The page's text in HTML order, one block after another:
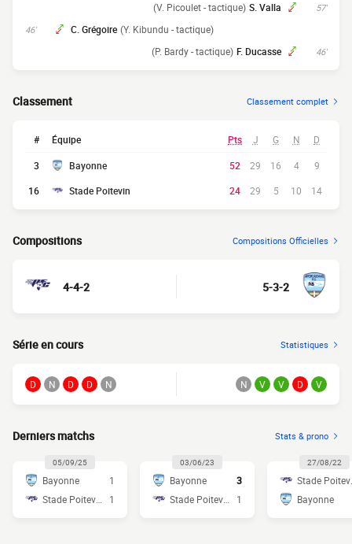
57'
S. Valla
(V. Picoulet - tactique)
46' C. Grégoire (Y. Kibundu - tactique)
46'
F. Ducasse
(P. Bardy - tactique)
Classement Classement complet
# Équipe Pts J G N D
3 Bayonne 52 29 16 4
9
16
Stade Poitevin 24 29 5 10 14
Compositions Compositions Officielles
4-4-2 5-3-2
Série en cours Statistiques
D N D D N N V V D V
Derniers matchs Stats & prono
05/09/25
Bayonne
1
1
03/06/23
Bayonne
3
1
27/08/22
Bayonne